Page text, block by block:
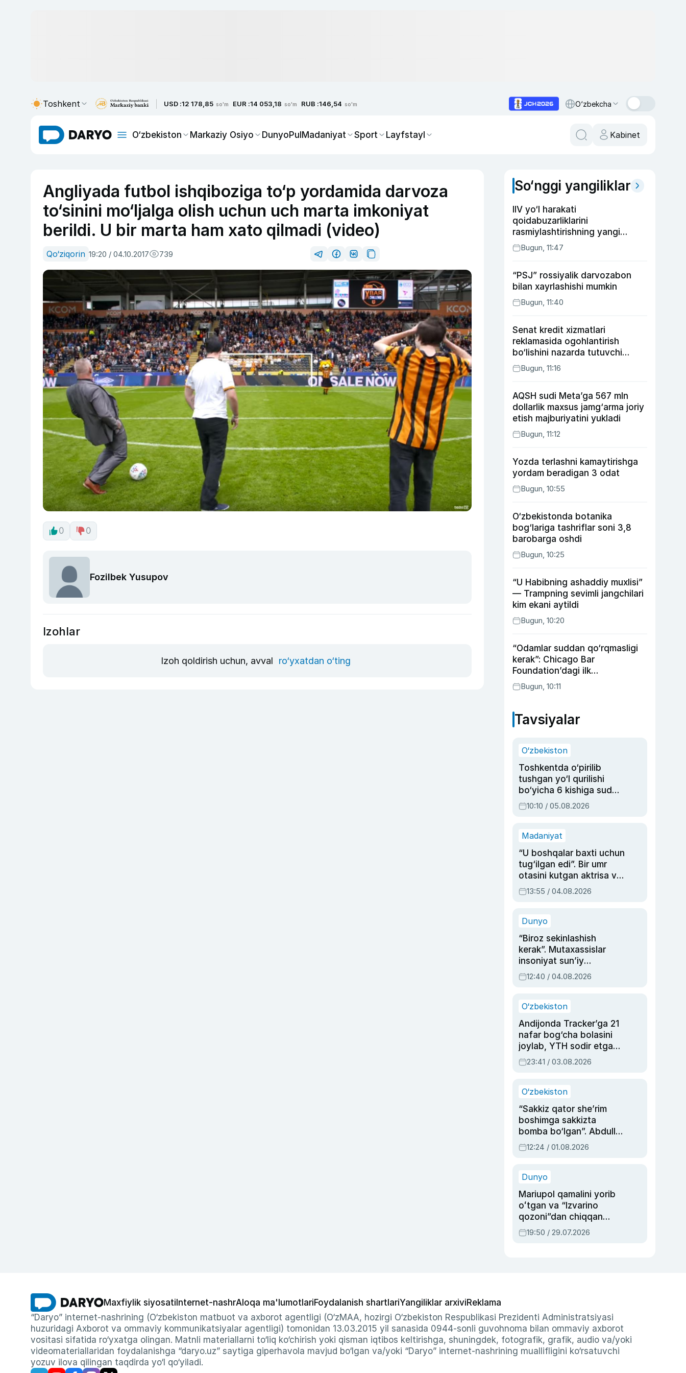
Toshkent USD :12 178,85 so'm EUR :14 053,18 so'm RUB :146,54 so'm O‘zbekcha
O‘zbekiston Markaziy Osiyo DunyoPulMadaniyat Sport Layfstayl Kabinet
Angliyada futbol ishqiboziga to‘p yordamida darvoza
to‘sinini mo‘ljalga olish uchun uch marta imkoniyat
berildi. U bir marta ham xato qilmadi (video)
Qo‘ziqorin 19:20 / 04.10.2017 739
0 0
Fozilbek Yusupov
Izohlar
Izoh qoldirish uchun, avval ro‘yxatdan o‘ting
So‘nggi yangiliklar
IIV yo‘l harakati
qoidabuzarliklarini
rasmiylashtirishning yangi
tartibini taklif qildi
Bugun, 11:47
“PSJ” rossiyalik darvozabon
bilan xayrlashishi mumkin
Bugun, 11:40
Senat kredit xizmatlari
reklamasida ogohlantirish
bo‘lishini nazarda tutuvchi
qonunni ma’qulladi
Bugun, 11:16
AQSH sudi Meta’ga 567 mln
dollarlik maxsus jamg‘arma joriy
etish majburiyatini yukladi
Bugun, 11:12
Yozda terlashni kamaytirishga
yordam beradigan 3 odat
Bugun, 10:55
O‘zbekistonda botanika
bog‘lariga tashriflar soni 3,8
barobarga oshdi
Bugun, 10:25
“U Habibning ashaddiy muxlisi”
— Trampning sevimli jangchilari
kim ekani aytildi
Bugun, 10:20
“Odamlar suddan qo‘rqmasligi
kerak”: Chicago Bar
Foundation’dagi ilk
o‘zbekistonlik Go‘zal
Abduaxatova
Bugun, 10:11
Tavsiyalar
O‘zbekiston
Toshkentda o‘pirilib
tushgan yo‘l qurilishi
bo‘yicha 6 kishiga sud
hukmi o‘qildi
10:10 / 05.08.2026
Madaniyat
“U boshqalar baxti uchun
tug‘ilgan edi”. Bir umr
otasini kutgan aktrisa va
dublyaj ustasi Rimma
Ahmedovaning
13:55 / 04.08.2026
Dunyo
“Biroz sekinlashish
kerak”. Mutaxassislar
insoniyat sun’iy
intellektni boshqara
olmay qolishidan xavotir
12:40 / 04.08.2026
O‘zbekiston
Andijonda Tracker’ga 21
nafar bog‘cha bolasini
joylab, YTH sodir etgan
ayolga sud hukmi o‘qildi
23:41 / 03.08.2026
O‘zbekiston
“Sakkiz qator she’rim
boshimga sakkizta
bomba bo‘lgan”. Abdulla
Oripovni siyosiy
ayblovlardan asrab
12:24 / 01.08.2026
Dunyo
Mariupol qamalini yorib
oʻtgan va “Izvarino
qozoni”dan chiqqan
qahramon — Ukraina
armiyasi bosh
19:50 / 29.07.2026
Maxfiylik siyosati Internet-nashrAloqa ma'lumotlariFoydalanish shartlariYangiliklar arxiviReklama
“Daryo” internet-nashrining (O‘zbekiston matbuot va axborot agentligi (O‘zMAA, hozirgi O‘zbekiston Respublikasi Prezidenti Administratsiyasi
huzuridagi Axborot va ommaviy kommunikatsiyalar agentligi) tomonidan 13.03.2015 yil sanasida 0944-sonli guvohnoma bilan ommaviy axborot
vositasi sifatida ro‘yxatga olingan. Matnli materiallarni to‘liq ko‘chirish yoki qisman iqtibos keltirishga, shuningdek, fotografik, grafik, audio va/yoki
videomateriallaridan foydalanishga “daryo.uz” saytiga giperhavola mavjud bo‘lgan va/yoki “Daryo” internet-nashrining muallifligini ko‘rsatuvchi
yozuv ilova qilingan taqdirda yo‘l qo‘yiladi.